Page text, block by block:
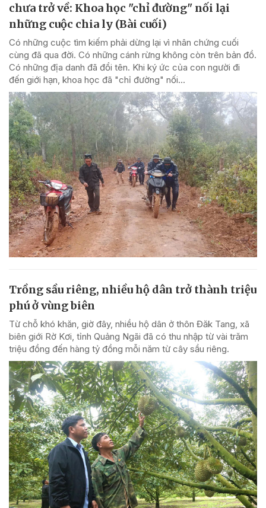
chưa trở về: Khoa học "chỉ đường" nối lại
những cuộc chia ly (Bài cuối)
Có những cuộc tìm kiếm phải dừng lại vì nhân chứng cuối
cùng đã qua đời. Có những cánh rừng không còn trên bản đồ.
Có những địa danh đã đổi tên. Khi ký ức của con người đi
đến giới hạn, khoa học đã "chỉ đường" nối...
Trồng sầu riêng, nhiều hộ dân trở thành triệu
phú ở vùng biên
Từ chỗ khó khăn, giờ đây, nhiều hộ dân ở thôn Đăk Tang, xã
biên giới Rờ Kơi, tỉnh Quảng Ngãi đã có thu nhập từ vài trăm
triệu đồng đến hàng tỷ đồng mỗi năm từ cây sầu riêng.